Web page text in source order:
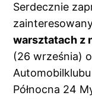
Serdecznie
warsztatach z
(26 września)
Północna 24